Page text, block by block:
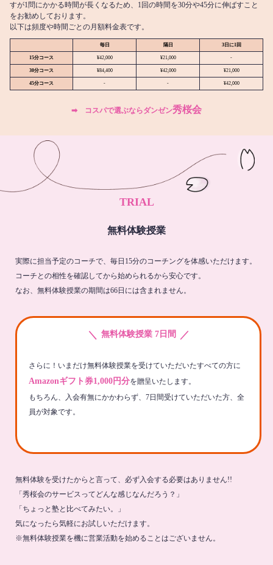
すが1問にかかる時間が長くなるため、1回の時間を30分や45分に伸ばすこと
をお勧めしております。
以下は頻度や時間ごとの月額料金表です。
毎日 隔日 3日に1回
15分コース ¥42,000 ¥21,000 -
30分コース ¥84,400 ¥42,000 ¥21,000
45分コース - - ¥42,000
➡︎ コスパで選ぶならダンゼン秀桜会
TRIAL
無料体験授業
実際に担当予定のコーチで、毎日15分のコーチングを体感いただけます。
コーチとの相性を確認してから始められるから安心です。
なお、無料体験授業の期間は66日には含まれません。
＼ 無料体験授業 7日間 ／
さらに！いまだけ無料体験授業を受けていただいたすべての方に
Amazonギフト券1,000円分を贈呈いたします。
もちろん、入会有無にかかわらず、7日間受けていただいた方、全
員が対象です。
無料体験を受けたからと言って、必ず入会する必要はありません!!
「秀桜会のサービスってどんな感じなんだろう？」
「ちょっと塾と比べてみたい。」
気になったら気軽にお試しいただけます。
※無料体験授業を機に営業活動を始めることはございません。